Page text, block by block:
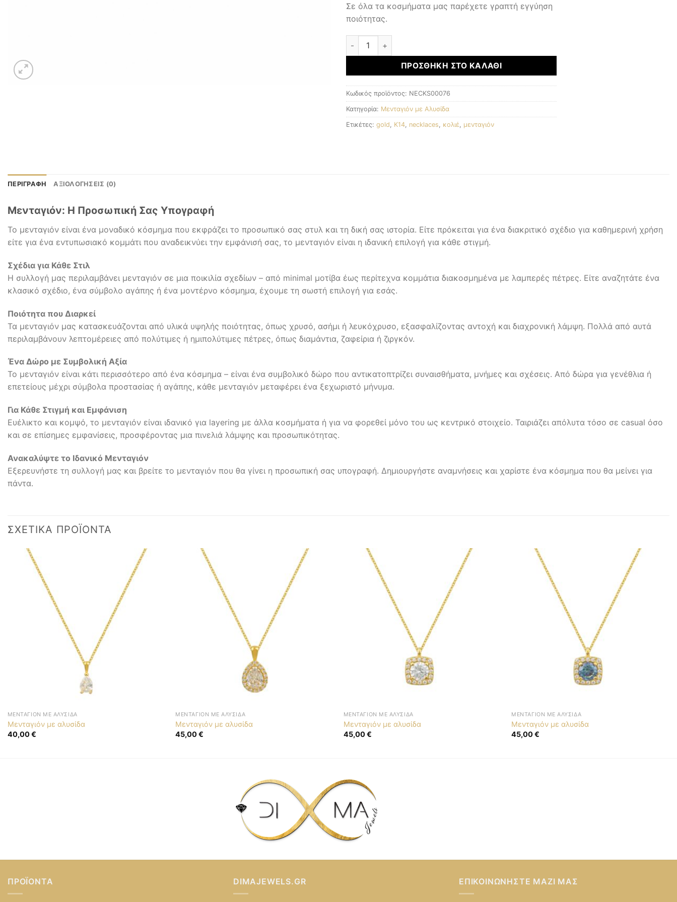
Σε όλα τα κοσμήματα μας παρέχετε γραπτή εγγύηση
ποιότητας.
Μενταγιόν με αλυσίδα ποσότητα
ΠΡΟΣΘΉΚΗ ΣΤΟ ΚΑΛΆΘΙ
Κωδικός προϊόντος: NECKS00076
Κατηγορία: Μενταγιόν με Αλυσίδα
Ετικέτες: gold, K14, necklaces, κολιέ, μενταγιόν
ΠΕΡΙΓΡΑΦΉ ΑΞΙΟΛΟΓΉΣΕΙΣ (0)
Μενταγιόν: Η Προσωπική Σας Υπογραφή
Το μενταγιόν είναι ένα μοναδικό κόσμημα που εκφράζει το προσωπικό σας στυλ και τη δική σας ιστορία. Είτε πρόκειται για ένα διακριτικό σχέδιο για καθημερινή χρήση
είτε για ένα εντυπωσιακό κομμάτι που αναδεικνύει την εμφάνισή σας, το μενταγιόν είναι η ιδανική επιλογή για κάθε στιγμή.
Σχέδια για Κάθε Στιλ
Η συλλογή μας περιλαμβάνει μενταγιόν σε μια ποικιλία σχεδίων – από minimal μοτίβα έως περίτεχνα κομμάτια διακοσμημένα με λαμπερές πέτρες. Είτε αναζητάτε ένα
κλασικό σχέδιο, ένα σύμβολο αγάπης ή ένα μοντέρνο κόσμημα, έχουμε τη σωστή επιλογή για εσάς.
Ποιότητα που Διαρκεί
Τα μενταγιόν μας κατασκευάζονται από υλικά υψηλής ποιότητας, όπως χρυσό, ασήμι ή λευκόχρυσο, εξασφαλίζοντας αντοχή και διαχρονική λάμψη. Πολλά από αυτά
περιλαμβάνουν λεπτομέρειες από πολύτιμες ή ημιπολύτιμες πέτρες, όπως διαμάντια, ζαφείρια ή ζιργκόν.
Ένα Δώρο με Συμβολική Αξία
Το μενταγιόν είναι κάτι περισσότερο από ένα κόσμημα – είναι ένα συμβολικό δώρο που αντικατοπτρίζει συναισθήματα, μνήμες και σχέσεις. Από δώρα για γενέθλια ή
επετείους μέχρι σύμβολα προστασίας ή αγάπης, κάθε μενταγιόν μεταφέρει ένα ξεχωριστό μήνυμα.
Για Κάθε Στιγμή και Εμφάνιση
Ευέλικτο και κομψό, το μενταγιόν είναι ιδανικό για layering με άλλα κοσμήματα ή για να φορεθεί μόνο του ως κεντρικό στοιχείο. Ταιριάζει απόλυτα τόσο σε casual όσο
και σε επίσημες εμφανίσεις, προσφέροντας μια πινελιά λάμψης και προσωπικότητας.
Ανακαλύψτε το Ιδανικό Μενταγιόν
Εξερευνήστε τη συλλογή μας και βρείτε το μενταγιόν που θα γίνει η προσωπική σας υπογραφή. Δημιουργήστε αναμνήσεις και χαρίστε ένα κόσμημα που θα μείνει για
πάντα.
ΣΧΕΤΙΚΆ ΠΡΟΪΌΝΤΑ
ΜΕΝΤΑΓΙΌΝ ΜΕ ΑΛΥΣΊΔΑ
Μενταγιόν με αλυσίδα
40,00€
ΜΕΝΤΑΓΙΌΝ ΜΕ ΑΛΥΣΊΔΑ
Μενταγιόν με αλυσίδα
45,00€
ΜΕΝΤΑΓΙΌΝ ΜΕ ΑΛΥΣΊΔΑ
Μενταγιόν με αλυσίδα
45,00€
ΜΕΝΤΑΓΙΌΝ ΜΕ ΑΛΥΣΊΔΑ
Μενταγιόν με αλυσίδα
45,00€
ΠΡΟΪΌΝΤΑ DIMAJEWELS.GR ΕΠΙΚΟΙΝΩΝΉΣΤΕ ΜΑΖΊ ΜΑΣ